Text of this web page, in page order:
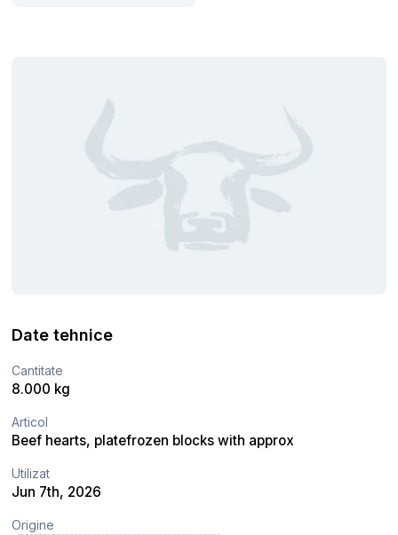
Date tehnice
Cantitate
8.000 kg
Articol
Beef hearts, platefrozen blocks with approx
Utilizat
Jun 7th, 2026
Origine